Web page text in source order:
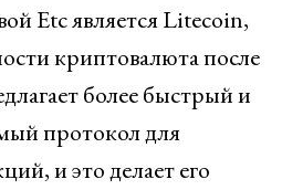
Etc является Litecoin,
криптовалюта после
более быстрый и
протокол для
и это делает его